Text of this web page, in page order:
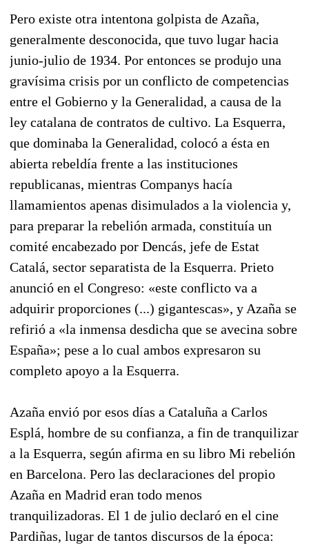
Pero existe otra intentona golpista de Azaña,
generalmente desconocida, que tuvo lugar hacia
junio-julio de 1934. Por entonces se produjo una
gravísima crisis por un conflicto de competencias
entre el Gobierno y la Generalidad, a causa de la
ley catalana de contratos de cultivo. La Esquerra,
que dominaba la Generalidad, colocó a ésta en
abierta rebeldía frente a las instituciones
republicanas, mientras Companys hacía
llamamientos apenas disimulados a la violencia y,
para preparar la rebelión armada, constituía un
comité encabezado por Dencás, jefe de Estat
Catalá, sector separatista de la Esquerra. Prieto
anunció en el Congreso: «este conflicto va a
adquirir proporciones (...) gigantescas», y Azaña se
refirió a «la inmensa desdicha que se avecina sobre
España»; pese a lo cual ambos expresaron su
completo apoyo a la Esquerra.
Azaña envió por esos días a Cataluña a Carlos
Esplá, hombre de su confianza, a fin de tranquilizar
a la Esquerra, según afirma en su libro Mi rebelión
en Barcelona. Pero las declaraciones del propio
Azaña en Madrid eran todo menos
tranquilizadoras. El 1 de julio declaró en el cine
Pardiñas, lugar de tantos discursos de la época: